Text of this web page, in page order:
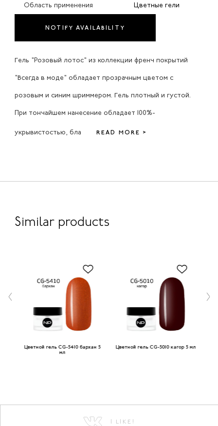
Область применения Цветные гели
NOTIFY AVAILABILITY
Гель "Розовый лотос" из коллекции френч покрытий
"Всегда в моде" обладает прозрачным цветом с
розовым и синим шриммером. Гель плотный и густой.
При тончайшем нанесение обладает 100%-
укрывистостью, бла READ MORE >
Similar products
Цветной гель CG-5410 бархан 5
мл
Цветной гель CG-5010 кагор 5 мл
I LIKE!